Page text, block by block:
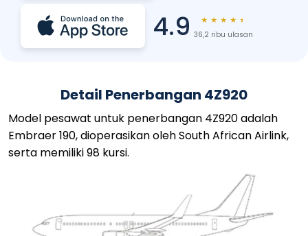
4.9 ★ ★ ★ ★ ★
36,2 ribu ulasan
Detail Penerbangan 4Z920
Model pesawat untuk penerbangan 4Z920 adalah
Embraer 190, dioperasikan oleh South African Airlink,
serta memiliki 98 kursi.